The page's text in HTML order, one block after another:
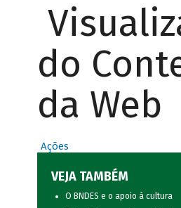
do
da Web
Ações
VEJA TAMBÉM
O BNDES e o apoio à cultura